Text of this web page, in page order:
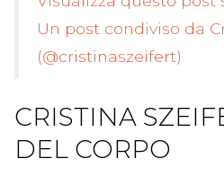
Un post condiviso da
(@cristinaszeifert)
CRISTINA
DEL CORPO